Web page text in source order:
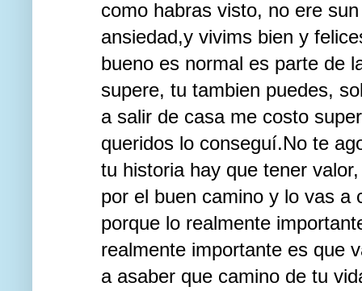
como habras visto, no ere
ansiedad,y vivims bien y
bueno es normal es parte de
supere, tu tambien puedes,
a salir de casa me costo
queridos lo conseguí.No te
tu historia hay que tener
por el buen camino y lo vas a
porque lo realmente
realmente importante es que
a asaber que camino de tu